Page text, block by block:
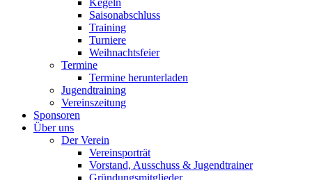
Saisonabschluss
Training
Turniere
Weihnachtsfeier
Termine
Termine herunterladen
Jugendtraining
Vereinszeitung
Sponsoren
Über uns
Der Verein
Vereinsporträt
Vorstand, Ausschuss & Jugendtrainer
Gründungsmitglieder